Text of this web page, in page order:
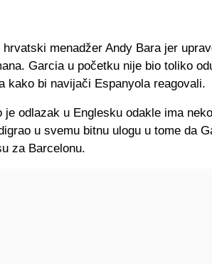
menadžer Andy Bara jer
Garcia u početku nije bio toliko
kako bi navijači Espanyola reagovali.
je odlazak u Englesku odakle ima
u svemu bitnu ulogu u tome da
za Barcelonu.